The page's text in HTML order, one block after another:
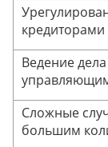
Совет
Совет от
кредиторами
Ведение
Сложные
большим